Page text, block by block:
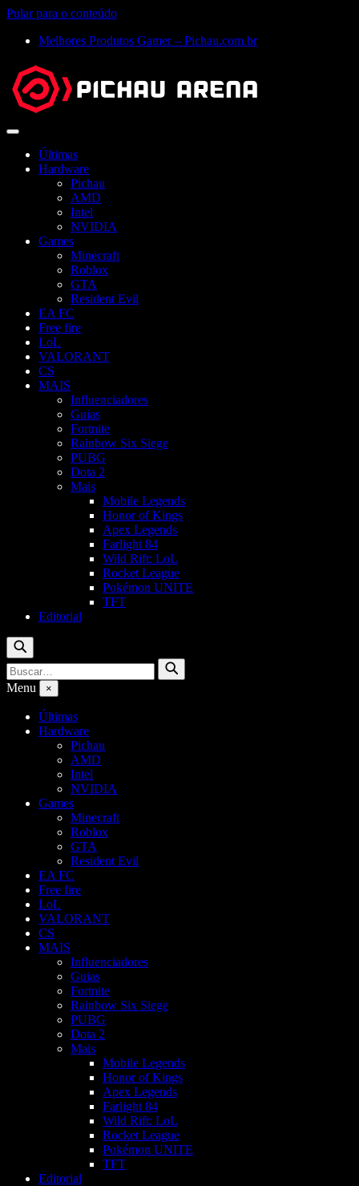
Pular para o conteúdo
Melhores Produtos Gamer – Pichau.com.br
Abrir
Últimas
Hardware
Pichau
AMD
Intel
NVIDIA
Games
Minecraft
Roblox
GTA
Resident Evil
EA FC
Free fire
LoL
VALORANT
CS
MAIS
Influenciadores
Guias
Fortnite
Rainbow Six Siege
PUBG
Dota 2
Mais
Mobile Legends
Honor of Kings
Apex Legends
Farlight 84
Wild Rift: LoL
Rocket League
Pokémon UNITE
TFT
Editorial
Buscar
Buscar
por:
Buscar
Menu ×
Últimas
Hardware
Pichau
AMD
Intel
NVIDIA
Games
Minecraft
Roblox
GTA
Resident Evil
EA FC
Free fire
LoL
VALORANT
CS
MAIS
Influenciadores
Guias
Fortnite
Rainbow Six Siege
PUBG
Dota 2
Mais
Mobile Legends
Honor of Kings
Apex Legends
Farlight 84
Wild Rift: LoL
Rocket League
Pokémon UNITE
TFT
Editorial